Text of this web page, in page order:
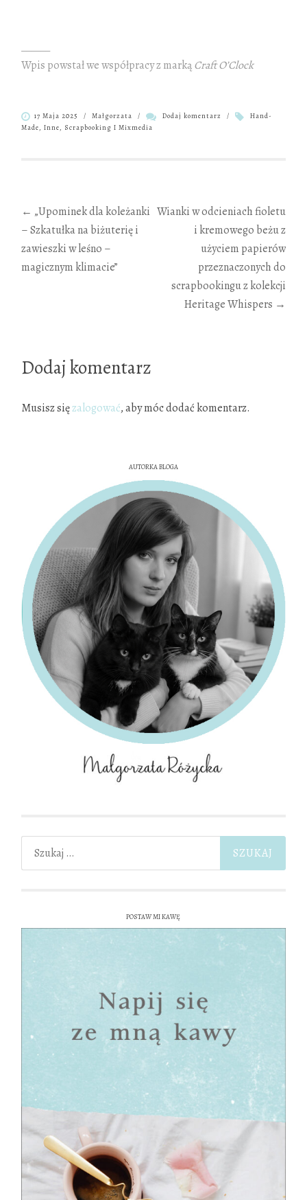
Wpis powstał we współpracy z markąCraft O’Clock
17 Maja 2025 / Małgorzata / Dodaj komentarz /
Hand-
Made,Inne, Scrapbooking I Mixmedia
Zobacz
wpisy
← „Upominek dla koleżanki
– Szkatułka na biżuterię i
zawieszki w leśno –
magicznym klimacie”
Wianki w odcieniach fioletu
i kremowego beżu z
użyciem papierów
przeznaczonych do
scrapbookingu z kolekcji
Heritage Whispers →
Dodaj komentarz
Musisz sięzalogować, aby móc dodać komentarz.
AUTORKA BLOGA
Szukaj:
POSTAW MI KAWĘ